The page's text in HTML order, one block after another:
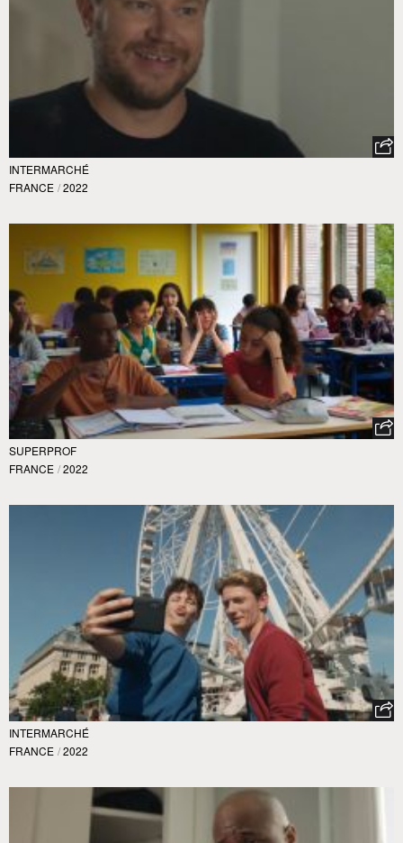
INTERMARCHÉ
FRANCE / 2022
SUPERPROF
FRANCE / 2022
INTERMARCHÉ
FRANCE / 2022